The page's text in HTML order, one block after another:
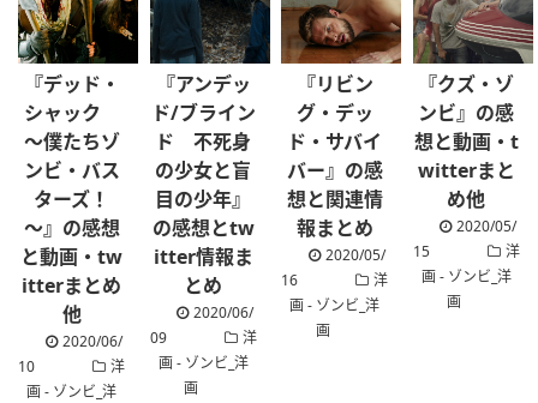
『デッド・
シャック
～僕たちゾ
ンビ・バス
ターズ！
～』の感想
と動画・tw
itterまとめ
他
2020/06/
10
洋
画 - ゾンビ_洋
『アンデッ
ド/ブライン
ド 不死身
の少女と盲
目の少年』
の感想とtw
itter情報ま
とめ
2020/06/
09
洋
画 - ゾンビ_洋
画
『リビン
グ・デッ
ド・サバイ
バー』の感
想と関連情
報まとめ
2020/05/
16
洋
画 - ゾンビ_洋
画
『クズ・ゾ
ンビ』の感
想と動画・t
witterまと
め他
2020/05/
15
洋
画 - ゾンビ_洋
画